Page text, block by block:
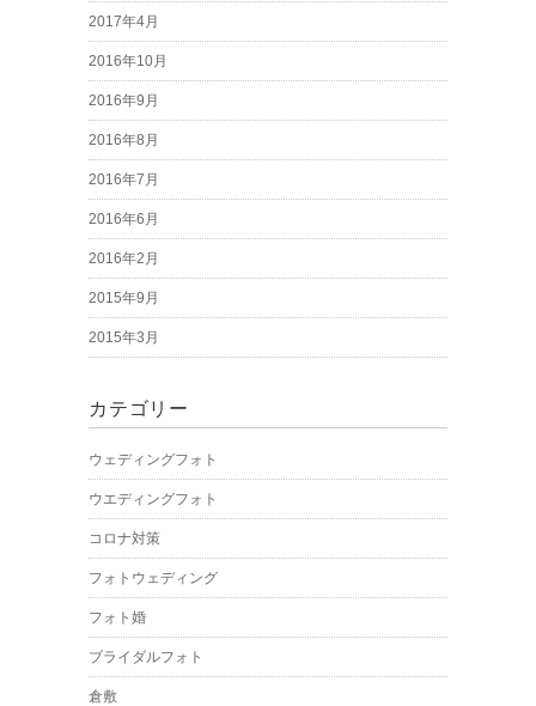
2017年4月
2016年10月
2016年9月
2016年8月
2016年7月
2016年6月
2016年2月
2015年9月
2015年3月
カテゴリー
ウェディングフォト
ウエディングフォト
コロナ対策
フォトウェディング
フォト婚
ブライダルフォト
倉敷